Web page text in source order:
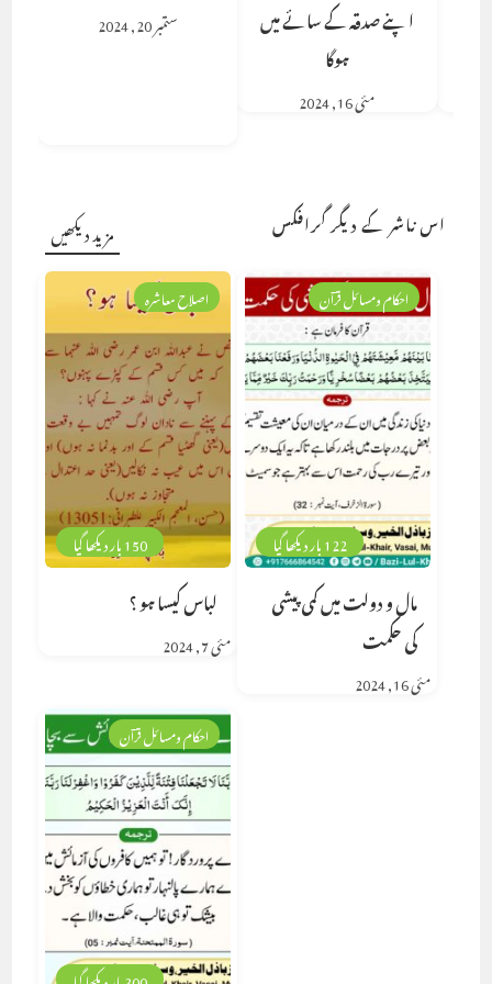
اپنے صدقہ کے سائے میں
ہوگا
مئی 16, 2024
ستمبر 20, 2024
اس ناشر کے دیگر گرافکس مزید دیکھیں
150 بار دیکھا گیا
اصلاح معاشرہ
لباس کیسا ہو ؟
مئی 7, 2024
122 بار دیکھا گیا
احکام ومسائل قرآن
مال و دولت میں کمی پیشی
کی حکمت
مئی 16, 2024
احکام ومسائل قرآن